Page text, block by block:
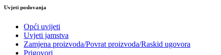
Uvjeti poslovanja
Opći uvijeti
Uvjeti jamstva
Zamjena proizvoda/Povrat proizvoda/Raskid ugovora
Prigovori